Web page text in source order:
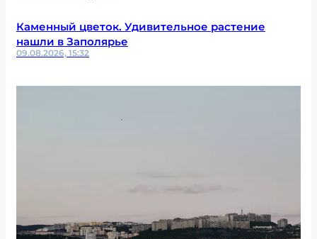
Каменный цветок. Удивительное растение
нашли в Заполярье
09.08.2026, 15:32